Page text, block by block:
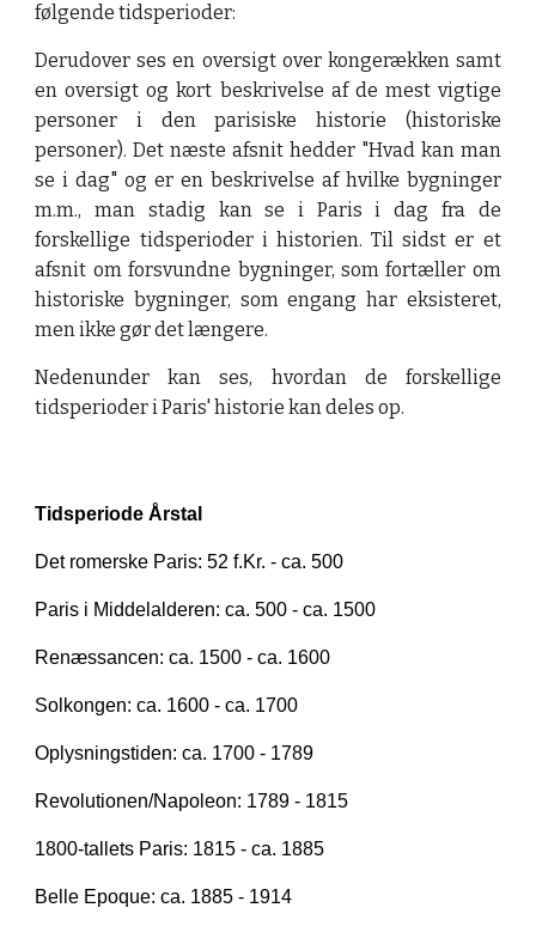
følgende tidsperioder:
Derudover ses en oversigt over kongerækken samt
en oversigt og kort beskrivelse af de mest vigtige
personer i den parisiske historie (historiske
personer). Det næste afsnit hedder "Hvad kan man
se i dag" og er en beskrivelse af hvilke bygninger
m.m., man stadig kan se i Paris i dag fra de
forskellige tidsperioder i historien. Til sidst er et
afsnit om forsvundne bygninger, som fortæller om
historiske bygninger, som engang har eksisteret,
men ikke gør det længere.
Nedenunder kan ses, hvordan de forskellige
tidsperioder i Paris' historie kan deles op.
TidsperiodeÅrstal
Det romerske Paris: 52 f.Kr. - ca. 500
Paris i Middelalderen: ca. 500 - ca. 1500
Renæssancen: ca. 1500 - ca. 1600
Solkongen: ca. 1600 - ca. 1700
Oplysningstiden: ca. 1700 - 1789
Revolutionen/Napoleon: 1789 - 1815
1800-tallets Paris: 1815 - ca. 1885
Belle Epoque: ca. 1885 - 1914